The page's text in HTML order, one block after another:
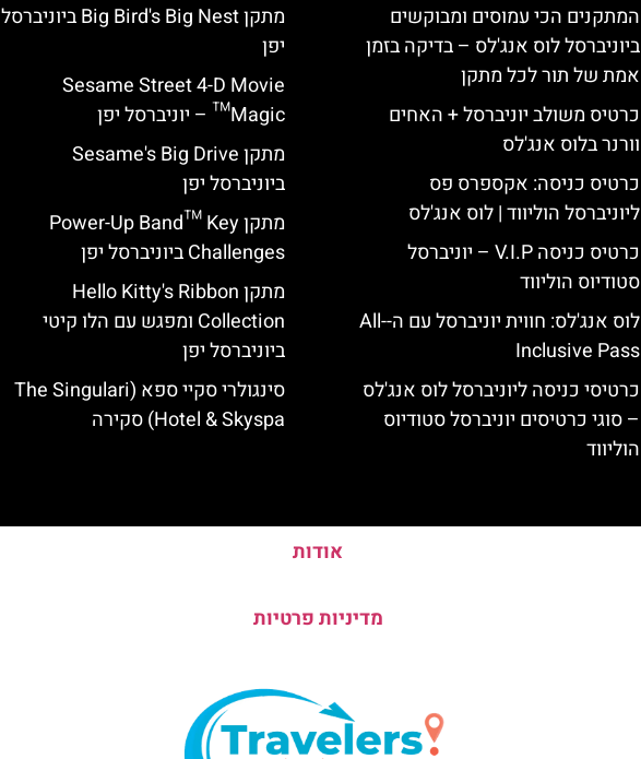
המתקנים הכי עמוסים ומבוקשים
ביוניברסל לוס אנג'לס – בדיקה בזמן
אמת של תור לכל מתקן
כרטיס משולב יוניברסל + האחים
וורנר בלוס אנג'לס
כרטיס כניסה: אקספרס פס
ליוניברסל הוליווד | לוס אנג'לס
כרטיס כניסה V.I.P – יוניברסל
סטודיוס הוליווד
לוס אנג'לס: חווית יוניברסל עם ה-All-
Inclusive Pass
כרטיסי כניסה ליוניברסל לוס אנג'לס
– סוגי כרטיסים יוניברסל סטודיוס
הוליווד
מתקן Big Bird's Big Nest ביוניברסל
יפן
Sesame Street 4-D Movie
Magic™ – יוניברסל יפן
מתקן Sesame's Big Drive
ביוניברסל יפן
מתקן Power-Up Band™ Key
Challenges ביוניברסל יפן
מתקן Hello Kitty's Ribbon
Collection ומפגש עם הלו קיטי
ביוניברסל יפן
סינגולרי סקיי ספא (The Singulari
Hotel & Skyspa) סקירה
אודות
מדיניות פרטיות